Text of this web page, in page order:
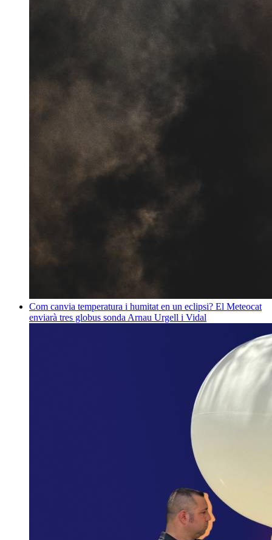
Com canvia temperatura i humitat en un eclipsi? El Meteocat
enviarà tres globus sonda Arnau Urgell i Vidal